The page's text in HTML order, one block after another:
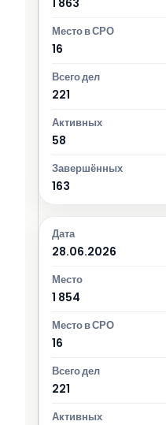
16
221
58
163
28.06.2026
1 854
16
221